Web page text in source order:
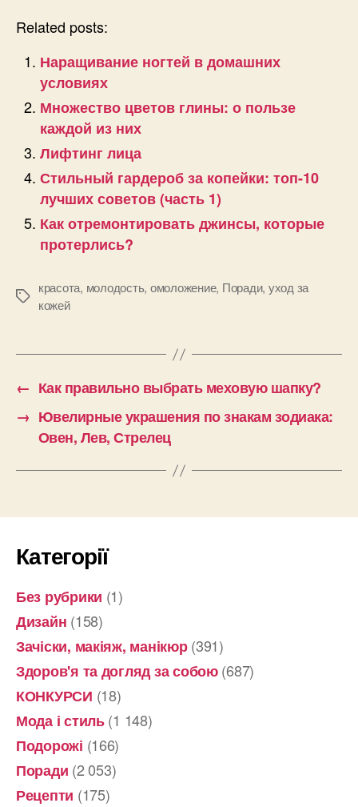
Related posts:
Наращивание ногтей в домашних
условиях
Множество цветов глины: о пользе
каждой из них
Лифтинг лица
Стильный гардероб за копейки: топ-10
лучших советов (часть 1)
Как отремонтировать джинсы, которые
протерлись?
Позначки
красота, молодость, омоложение, Поради, уход за
кожей
← Как правильно выбрать меховую шапку?
→ Ювелирные украшения по знакам зодиака:
Овен, Лев, Стрелец
Категорії
Без рубрики (1)
Дизайн (158)
Зачіски, макіяж, манікюр(391)
Здоров'я та догляд за собою(687)
КОНКУРСИ (18)
Мода і стиль(1 148)
Подорожі (166)
Поради (2 053)
Рецепти (175)